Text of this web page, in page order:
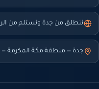
ننطلق من جدة ونستلم من
جدة — منطقة مكة المكرمة — الرمز